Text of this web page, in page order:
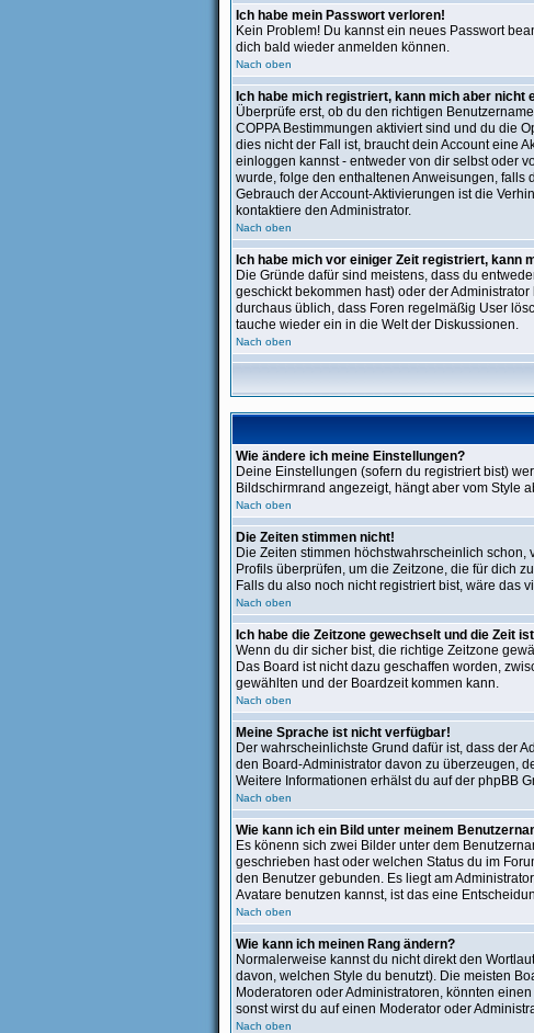
Ich habe mein Passwort verloren!
Kein Problem! Du kannst ein neues Passwort
dich bald wieder anmelden können.
Nach oben
Ich habe mich registriert, kann mich aber nicht
Überprüfe erst, ob du den richtigen
COPPA Bestimmungen aktiviert sind und du die
dies nicht der Fall ist, braucht dein Account eine
einloggen kannst - entweder von dir selbst oder
wurde, folge den enthaltenen Anweisungen, falls
Gebrauch der Account-Aktivierungen ist die
kontaktiere den Administrator.
Nach oben
Ich habe mich vor einiger Zeit registriert, kann
Die Gründe dafür sind meistens, dass du
geschickt bekommen hast) oder der
durchaus üblich, dass Foren regelmäßig User
tauche wieder ein in die Welt der Diskussionen.
Nach oben
Wie ändere ich meine Einstellungen?
Deine Einstellungen (sofern du registriert bist)
Bildschirmrand angezeigt, hängt aber vom Style
Nach oben
Die Zeiten stimmen nicht!
Die Zeiten stimmen höchstwahrscheinlich
Profils überprüfen, um die Zeitzone, die für dich
Falls du also noch nicht registriert bist, wäre das
Nach oben
Ich habe die Zeitzone gewechselt und die Zeit
Wenn du dir sicher bist, die richtige Zeitzone
Das Board ist nicht dazu geschaffen worden,
gewählten und der Boardzeit kommen kann.
Nach oben
Meine Sprache ist nicht verfügbar!
Der wahrscheinlichste Grund dafür ist, dass der
den Board-Administrator davon zu überzeugen,
Weitere Informationen erhälst du auf der phpBB
Nach oben
Wie kann ich ein Bild unter meinem
Es könenn sich zwei Bilder unter dem
geschrieben hast oder welchen Status du im
den Benutzer gebunden. Es liegt am
Avatare benutzen kannst, ist das eine
Nach oben
Wie kann ich meinen Rang ändern?
Normalerweise kannst du nicht direkt den
davon, welchen Style du benutzt). Die meisten
Moderatoren oder Administratoren, könnten
sonst wirst du auf einen Moderator oder
Nach oben